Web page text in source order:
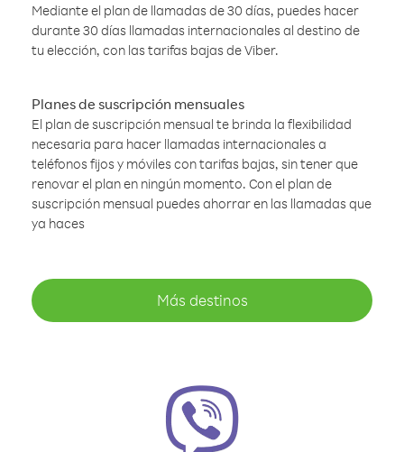
Mediante el plan de llamadas de 30 días, puedes hacer
durante 30 días llamadas internacionales al destino de
tu elección, con las tarifas bajas de Viber.
Planes de suscripción mensuales
El plan de suscripción mensual te brinda la flexibilidad
necesaria para hacer llamadas internacionales a
teléfonos fijos y móviles con tarifas bajas, sin tener que
renovar el plan en ningún momento. Con el plan de
suscripción mensual puedes ahorrar en las llamadas que
ya haces
Más destinos